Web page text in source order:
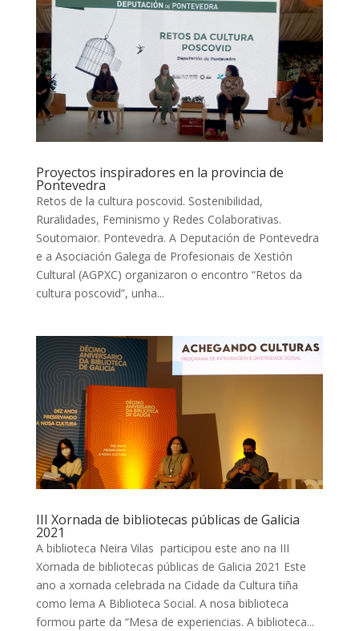
Proyectos inspiradores en la provincia de
Pontevedra
Retos de la cultura poscovid. Sostenibilidad,
Ruralidades, Feminismo y Redes Colaborativas.
Soutomaior. Pontevedra. A Deputación de Pontevedra
e a Asociación Galega de Profesionais de Xestión
Cultural (AGPXC) organizaron o encontro “Retos da
cultura poscovid”, unha...
III Xornada de bibliotecas públicas de Galicia
2021
A biblioteca Neira Vilas participou este ano na III
Xornada de bibliotecas públicas de Galicia 2021 Este
ano a xornada celebrada na Cidade da Cultura tiña
como lema A Biblioteca Social. A nosa biblioteca
formou parte da “Mesa de experiencias. A biblioteca...